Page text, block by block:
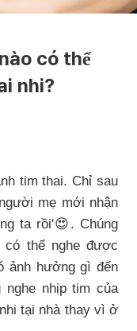
có thể
nhi?
tim thai. Chỉ sau
mẹ mới nhận
ta rồi'😍. Chúng
thể nghe được
ảnh hưởng gì đến
nghe nhịp tim của
tại nhà thay vì ở